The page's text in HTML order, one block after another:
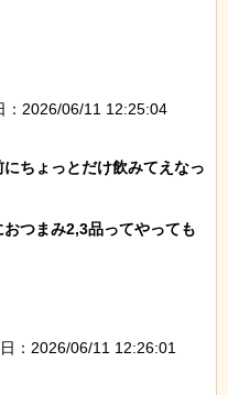
：2026/06/11 12:25:04
ちょっとだけ飲みてえなっ
つまみ2,3品ってやっても
：2026/06/11 12:26:01